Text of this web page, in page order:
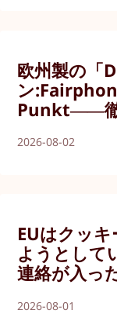
欧州製の「
ン
Punkt――徹
2026-08-02
EUはクッ
ようとして
連絡が入っ
2026-08-01